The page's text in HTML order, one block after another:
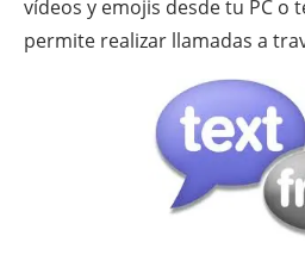
vídeos y emojis desde tu PC o
permite realizar llamadas a